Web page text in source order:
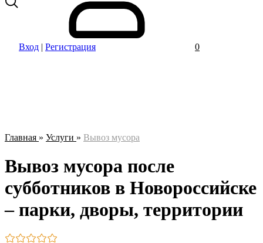
Вход | Регистрация 0
Главная » Услуги » Вывоз мусора
Вывоз мусора после
субботников в Новороссийске
– парки, дворы, территории